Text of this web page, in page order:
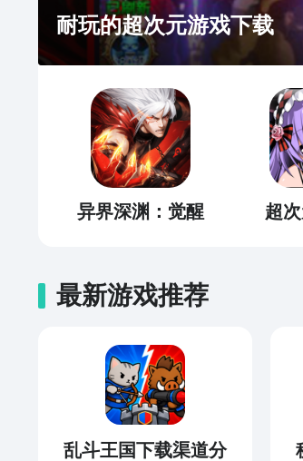
耐玩的超次元游戏下载
异界深渊：觉醒 超
最新游戏推荐
乱斗王国下载渠道分